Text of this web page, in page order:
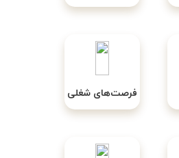
فرصت‌های شغلی